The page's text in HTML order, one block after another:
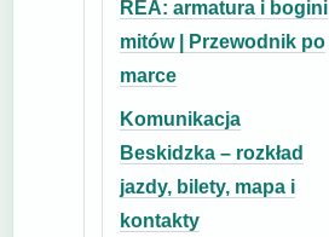
REA: armatura i bogini
mitów | Przewodnik po
marce
Komunikacja
Beskidzka – rozkład
jazdy, bilety, mapa i
kontakty